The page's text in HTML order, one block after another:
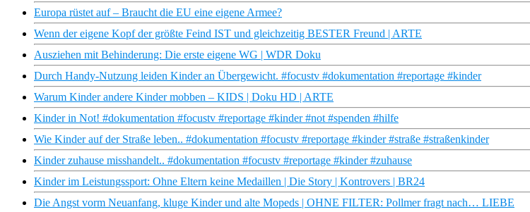
Europa rüstet auf – Braucht die EU eine eigene Armee?
Wenn der eigene Kopf der größte Feind IST und gleichzeitig BESTER Freund | ARTE
Ausziehen mit Behinderung: Die erste eigene WG | WDR Doku
Durch Handy-Nutzung leiden Kinder an Übergewicht. #focustv #dokumentation #reportage #kinder
Warum Kinder andere Kinder mobben – KIDS | Doku HD | ARTE
Kinder in Not! #dokumentation #focustv #reportage #kinder #not #spenden #hilfe
Wie Kinder auf der Straße leben.. #dokumentation #focustv #reportage #kinder #straße #straßenkinder
Kinder zuhause misshandelt.. #dokumentation #focustv #reportage #kinder #zuhause
Kinder im Leistungssport: Ohne Eltern keine Medaillen | Die Story | Kontrovers | BR24
Die Angst vorm Neuanfang, kluge Kinder und alte Mopeds | OHNE FILTER: Pollmer fragt nach… LIEBE